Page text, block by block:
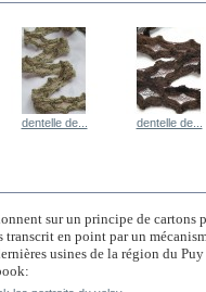
dentelle de... dentelle de...
sur un principe de cartons
en point par un
usines de la région du